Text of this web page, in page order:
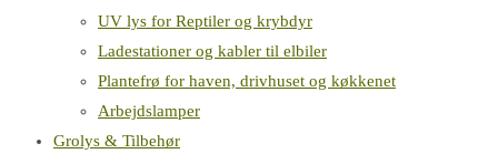
UV lys for Reptiler og krybdyr
Ladestationer og kabler til elbiler
Plantefrø for haven, drivhuset og køkkenet
Arbejdslamper
Grolys & Tilbehør